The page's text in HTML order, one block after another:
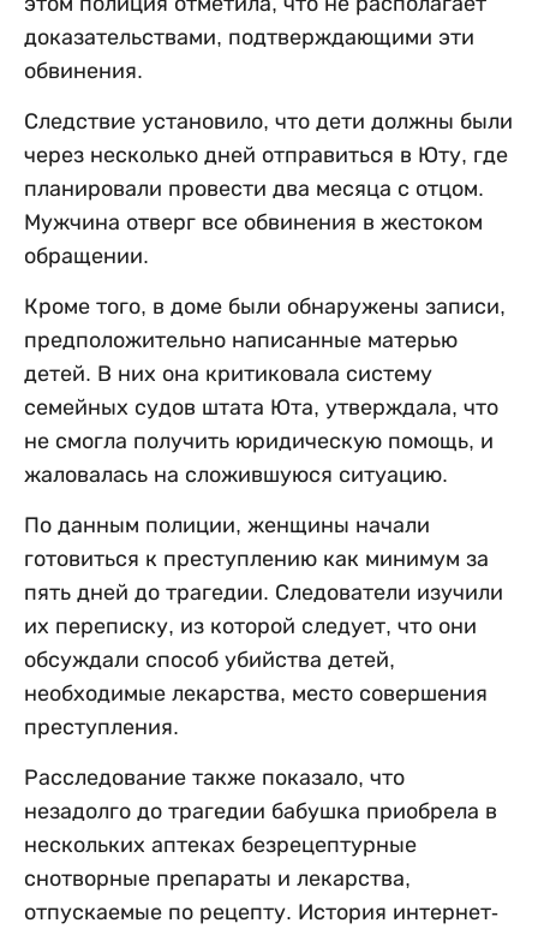
доказательствами, подтверждающими эти
обвинения.
Следствие установило, что дети должны были
через несколько дней отправиться в Юту, где
планировали провести два месяца с отцом.
Мужчина отверг все обвинения в жестоком
обращении.
Кроме того, в доме были обнаружены записи,
предположительно написанные матерью
детей. В них она критиковала систему
семейных судов штата Юта, утверждала, что
не смогла получить юридическую помощь, и
жаловалась на сложившуюся ситуацию.
По данным полиции, женщины начали
готовиться к преступлению как минимум за
пять дней до трагедии. Следователи изучили
их переписку, из которой следует, что они
обсуждали способ убийства детей,
необходимые лекарства, место совершения
преступления.
Расследование также показало, что
незадолго до трагедии бабушка приобрела в
нескольких аптеках безрецептурные
снотворные препараты и лекарства,
отпускаемые по рецепту. История интернет-